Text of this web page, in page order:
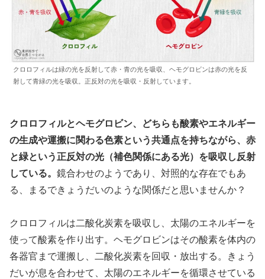
クロロフィルは緑の光を反射して赤・青の光を吸収、ヘモグロビンは赤の光を反
射して青緑の光を吸収。正反対の光を吸収・反射しています。
クロロフィルとヘモグロビン、どちらも酸素やエネルギー
の生成や運搬に関わる色素という共通点を持ちながら、赤
と緑という正反対の光（補色関係にある光）を吸収し反射
している。 鏡合わせのようであり、対照的な存在でもあ
る、まるできょうだいのような関係だと思いませんか？
クロロフィルは二酸化炭素を吸収し、太陽のエネルギーを
使って酸素を作り出す。ヘモグロビンはその酸素を体内の
各器官まで運搬し、二酸化炭素を回収・放出する。きょう
だいが息を合わせて、太陽のエネルギーを循環させている